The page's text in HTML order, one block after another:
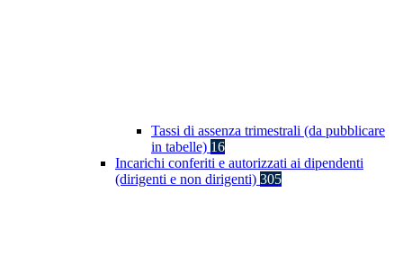
Tassi di assenza trimestrali (da pubblicare
in tabelle) 16
Incarichi conferiti e autorizzati ai dipendenti
(dirigenti e non dirigenti) 305